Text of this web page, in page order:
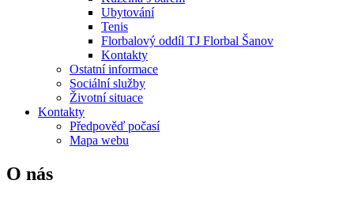
Ubytování
Tenis
Florbalový oddíl TJ Florbal Šanov
Kontakty
Ostatní informace
Sociální služby
Životní situace
Kontakty
Předpověď počasí
Mapa webu
O nás